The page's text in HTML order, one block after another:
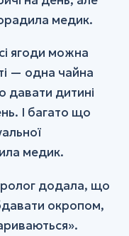
медик.
ягоди можна
— одна чайна
давати дитині
І багато що
медик.
додала, що
окропом,